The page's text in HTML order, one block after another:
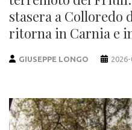
stasera a Colloredo
ritorna in Carnia e
GIUSEPPE LONGO